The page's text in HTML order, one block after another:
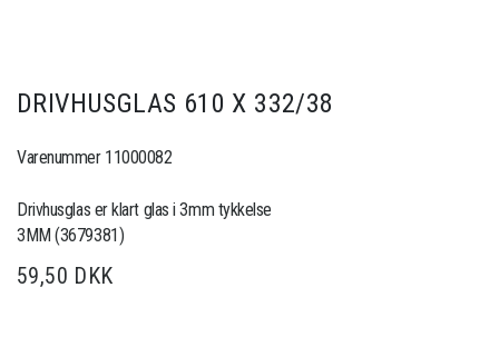
DRIVHUSGLAS 610 X 332/38
Varenummer 11000082
Drivhusglas er klart glas i 3mm tykkelse
3MM (3679381)
59,50 DKK